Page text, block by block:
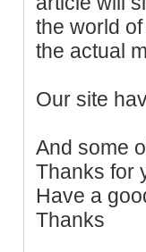
the world
the actual
Our site
And some
Thanks for
Have a
Thanks